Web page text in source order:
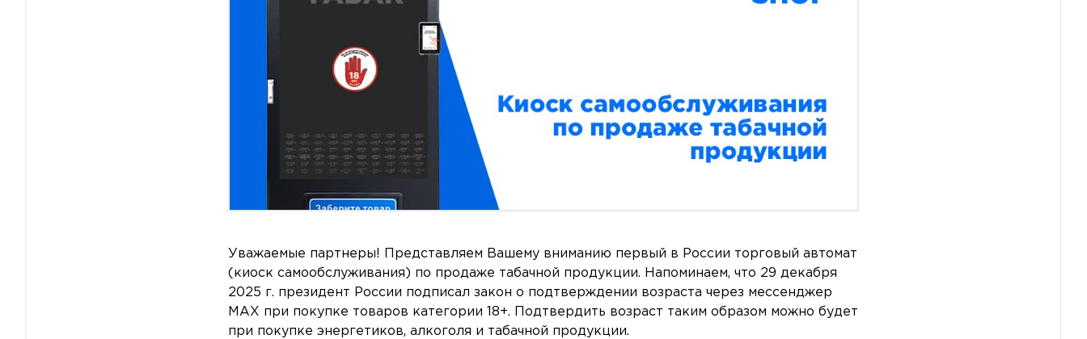
Уважаемые партнеры! Представляем Вашему вниманию первый в России торговый автомат
(киоск самообслуживания) по продаже табачной продукции. Напоминаем, что 29 декабря
2025 г. президент России подписал закон о подтверждении возраста через мессенджер
MAX при покупке товаров категории 18+. Подтвердить возраст таким образом можно будет
при покупке энергетиков, алкоголя и табачной продукции.